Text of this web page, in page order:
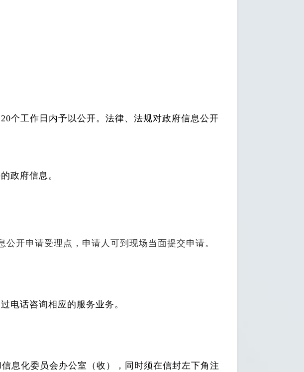
个工作日内予以公开。法律、法规对政府信息公开
政府信息。
公开申请受理点，申请人可到现场当面提交申请。
电话咨询相应的服务业务。
息化委员会办公室（收），同时须在信封左下角注